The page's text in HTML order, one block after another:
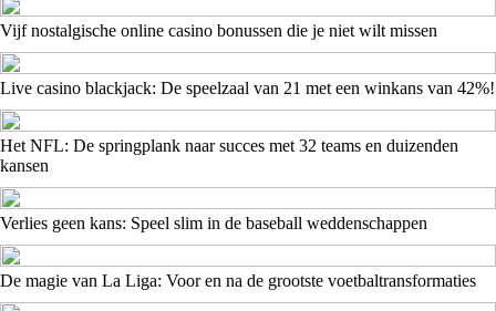
Vijf nostalgische online casino bonussen die je niet wilt missen
Live casino blackjack: De speelzaal van 21 met een winkans van 42%!
Het NFL: De springplank naar succes met 32 teams en duizenden
kansen
Verlies geen kans: Speel slim in de baseball weddenschappen
De magie van La Liga: Voor en na de grootste voetbaltransformaties